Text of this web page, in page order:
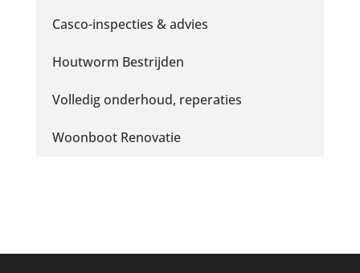
Casco-inspecties & advies
Houtworm Bestrijden
Volledig onderhoud, reperaties
Woonboot Renovatie